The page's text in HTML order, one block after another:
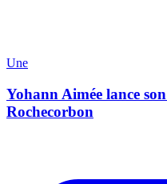
Une
Yohann Aimée lance
Rochecorbon